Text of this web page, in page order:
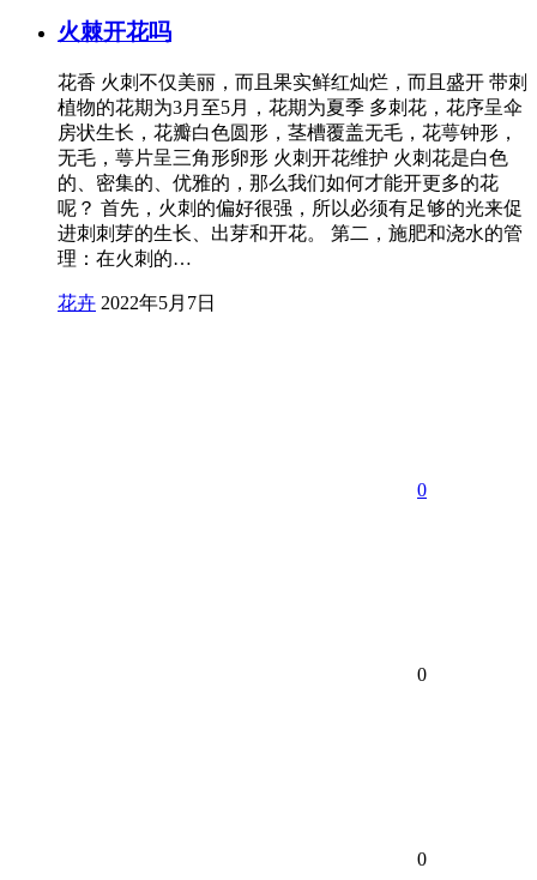
火棘开花吗
花香 火刺不仅美丽，而且果实鲜红灿烂，而且盛开 带刺
植物的花期为3月至5月，花期为夏季 多刺花，花序呈伞
房状生长，花瓣白色圆形，茎槽覆盖无毛，花萼钟形，
无毛，萼片呈三角形卵形 火刺开花维护 火刺花是白色
的、密集的、优雅的，那么我们如何才能开更多的花
呢？ 首先，火刺的偏好很强，所以必须有足够的光来促
进刺刺芽的生长、出芽和开花。 第二，施肥和浇水的管
理：在火刺的…
花卉 2022年5月7日
0
0
0